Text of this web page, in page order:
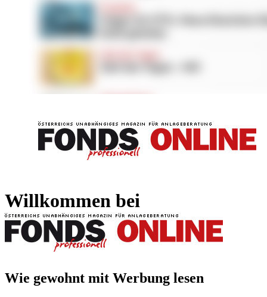
Willkommen bei
Wie gewohnt mit Werbung lesen